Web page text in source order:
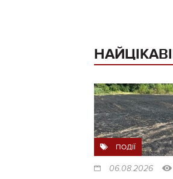
ПОДІЇ
06.08.2026